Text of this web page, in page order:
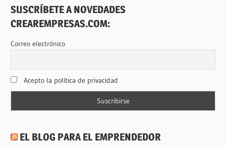
SUSCRÍBETE A NOVEDADES
CREAREMPRESAS.COM:
Correo electrónico
Acepto la política de privacidad
EL BLOG PARA EL EMPRENDEDOR